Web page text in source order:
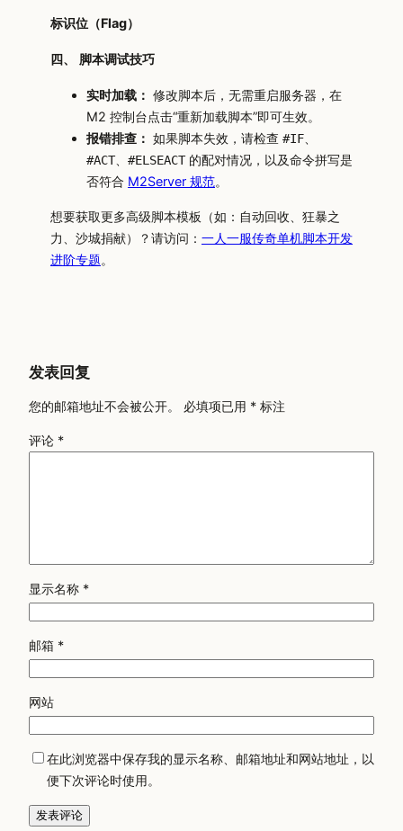
标识位（Flag）
四、 脚本调试技巧
实时加载： 修改脚本后，无需重启服务器，在
M2 控制台点击“重新加载脚本”即可生效。
报错排查： 如果脚本失效，请检查 #IF、
#ACT、 #ELSEACT的配对情况，以及命令拼写是
否符合 M2Server 规范。
想要获取更多高级脚本模板（如：自动回收、狂暴之
力、沙城捐献）？请访问： 一人一服传奇单机脚本开发
进阶专题。
发表回复
您的邮箱地址不会被公开。 必填项已用 * 标注
评论 *
显示名称 *
邮箱 *
网站
在此浏览器中保存我的显示名称、邮箱地址和网站地址，以
便下次评论时使用。